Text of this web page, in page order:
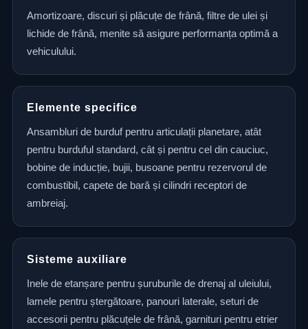
Amortizoare, discuri și plăcuțe de frână, filtre de ulei și
lichide de frână, menite să asigure performanța optimă a
vehiculului.
Elemente specifice
Ansambluri de burduf pentru articulații planetare, atât
pentru burduful standard, cât și pentru cel din cauciuc,
bobine de inducție, bujii, busoane pentru rezervorul de
combustibil, capete de bară și cilindri receptori de
ambreiaj.
Sisteme auxiliare
Inele de etanșare pentru șuruburile de drenaj al uleiului,
lamele pentru ștergătoare, panouri laterale, seturi de
accesorii pentru plăcuțele de frână, garnituri pentru etrier